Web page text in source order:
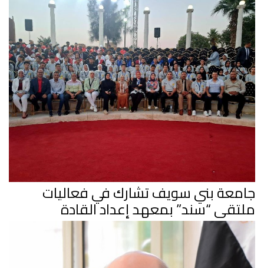
جامعة بني سويف تشارك في فعاليات
ملتقى “سند” بمعهد إعداد القادة